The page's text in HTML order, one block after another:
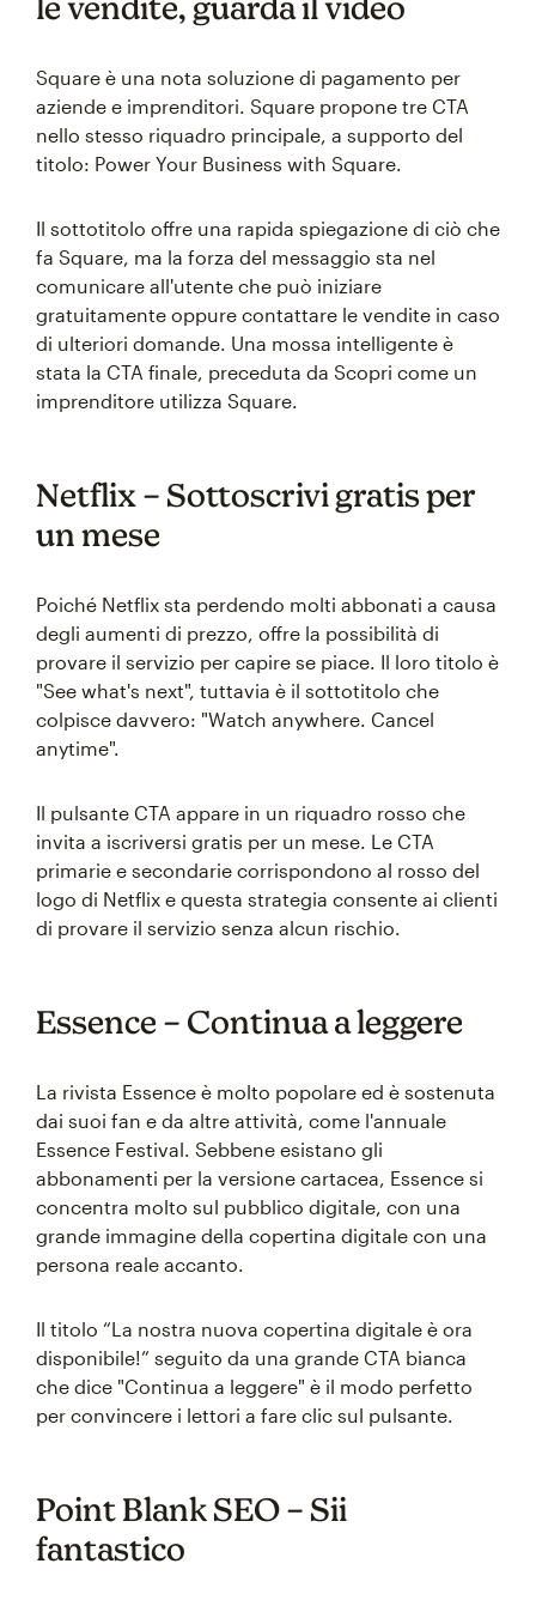
Square è una nota soluzione di pagamento per
aziende e imprenditori. Square propone tre CTA
nello stesso riquadro principale, a supporto del
titolo: Power Your Business with Square.
Il sottotitolo offre una rapida spiegazione di ciò che
fa Square, ma la forza del messaggio sta nel
comunicare all'utente che può iniziare
gratuitamente oppure contattare le vendite in caso
di ulteriori domande. Una mossa intelligente è
stata la CTA finale, preceduta da Scopri come un
imprenditore utilizza Square.
Netflix – Sottoscrivi gratis per
un mese
Poiché Netflix sta perdendo molti abbonati a causa
degli aumenti di prezzo, offre la possibilità di
provare il servizio per capire se piace. Il loro titolo è
"See what's next", tuttavia è il sottotitolo che
colpisce davvero: "Watch anywhere. Cancel
anytime".
Il pulsante CTA appare in un riquadro rosso che
invita a iscriversi gratis per un mese. Le CTA
primarie e secondarie corrispondono al rosso del
logo di Netflix e questa strategia consente ai clienti
di provare il servizio senza alcun rischio.
Essence – Continua a leggere
La rivista Essence è molto popolare ed è sostenuta
dai suoi fan e da altre attività, come l'annuale
Essence Festival. Sebbene esistano gli
abbonamenti per la versione cartacea, Essence si
concentra molto sul pubblico digitale, con una
grande immagine della copertina digitale con una
persona reale accanto.
Il titolo “La nostra nuova copertina digitale è ora
disponibile!” seguito da una grande CTA bianca
che dice "Continua a leggere" è il modo perfetto
per convincere i lettori a fare clic sul pulsante.
Point Blank SEO – Sii
fantastico